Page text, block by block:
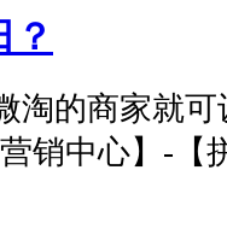
？
淘的商家就
销中心】-【